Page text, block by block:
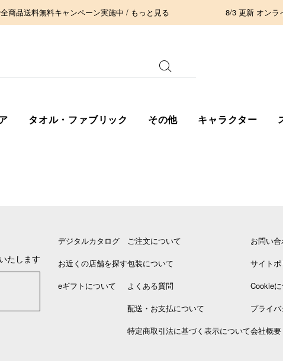
商品送料無料キャンペーン実施中 / もっと見る 8/3 更新 オンラ
タオル・ファブリック その他 キャラクター
たします
デジタルカタログ
お近くの店舗を探す
eギフトについて
ご注文について
包装について
よくある質問
配送・お支払について
特定商取引法に基づく表示について
お問い
サイト
Cookie
プライ
会社概要